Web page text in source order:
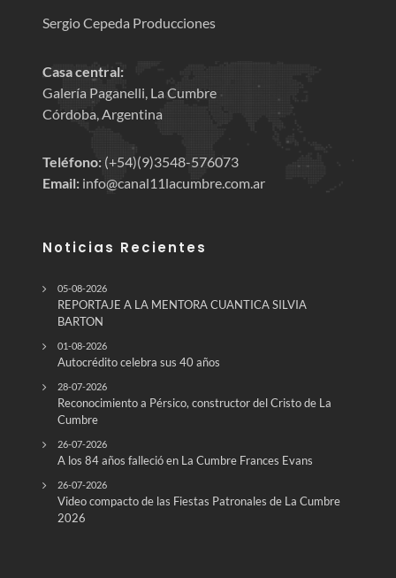
Sergio Cepeda Producciones
Casa central:
Galería Paganelli, La Cumbre
Córdoba, Argentina
Teléfono: (+54)(9)3548-576073
Email: info@canal11lacumbre.com.ar
Noticias Recientes
05-08-2026
REPORTAJE A LA MENTORA CUANTICA SILVIA
BARTON
01-08-2026
Autocrédito celebra sus 40 años
28-07-2026
Reconocimiento a Pérsico, constructor del Cristo de La
Cumbre
26-07-2026
A los 84 años falleció en La Cumbre Frances Evans
26-07-2026
Video compacto de las Fiestas Patronales de La Cumbre
2026